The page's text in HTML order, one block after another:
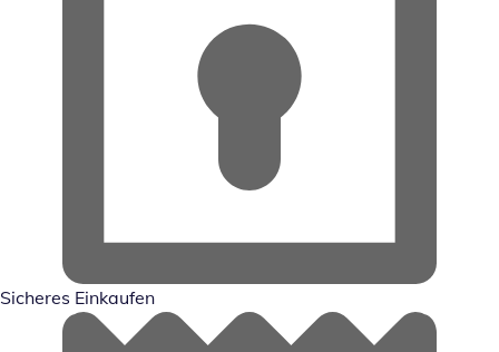
Sicheres Einkaufen